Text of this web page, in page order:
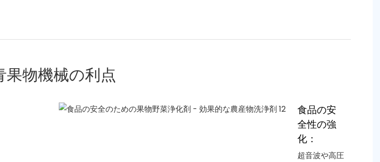
果物機械の利点
食品の安
全性の強
化：
超音波や高圧